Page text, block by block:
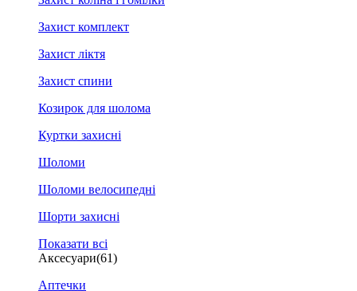
Захист комплект
Захист ліктя
Захист спини
Козирок для шолома
Куртки захисні
Шоломи
Шоломи велосипедні
Шорти захисні
Показати всі
Аксесуари(61)
Аптечки